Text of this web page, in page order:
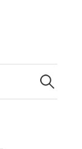
Search
for: